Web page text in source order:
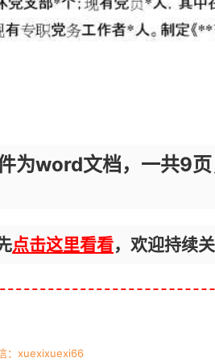
为word文档，一共9
点击这里看看，欢迎持续
：xuexixuexi66